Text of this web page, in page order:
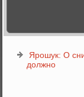
Ярошук: О
должно